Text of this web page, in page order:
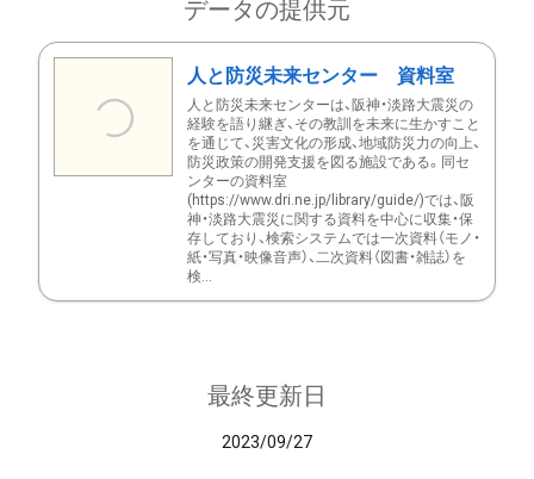
データの提供元
人と防災未来センター 資料室
人と防災未来センターは、阪神・淡路大震災の
経験を語り継ぎ、その教訓を未来に生かすこと
を通じて、災害文化の形成、地域防災力の向上、
防災政策の開発支援を図る施設である。同セ
ンターの資料室
(https://www.dri.ne.jp/library/guide/)では、阪
神・淡路大震災に関する資料を中心に収集・保
存しており、検索システムでは一次資料（モノ・
紙・写真・映像音声）、二次資料（図書・雑誌）を
検...
最終更新日
2023/09/27